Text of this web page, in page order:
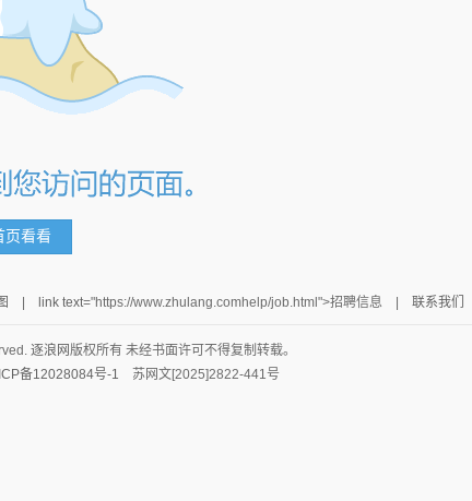
页看看
link text="https://www.zhulang.comhelp/job.html">招聘信息 | 联系我们
逐浪网版权所有 未经书面许可不得复制转载。
备12028084号-1 苏网文[2025]2822-441号